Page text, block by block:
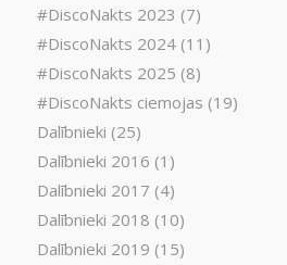
#DiscoNakts 2023 (7)
#DiscoNakts 2024(11)
#DiscoNakts 2025 (8)
#DiscoNakts ciemojas (19)
Dalībnieki (25)
Dalībnieki 2016 (1)
Dalībnieki 2017 (4)
Dalībnieki 2018 (10)
Dalībnieki 2019 (15)